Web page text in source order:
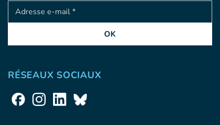
Adresse e-mail
OK
RÉSEAUX SOCIAUX